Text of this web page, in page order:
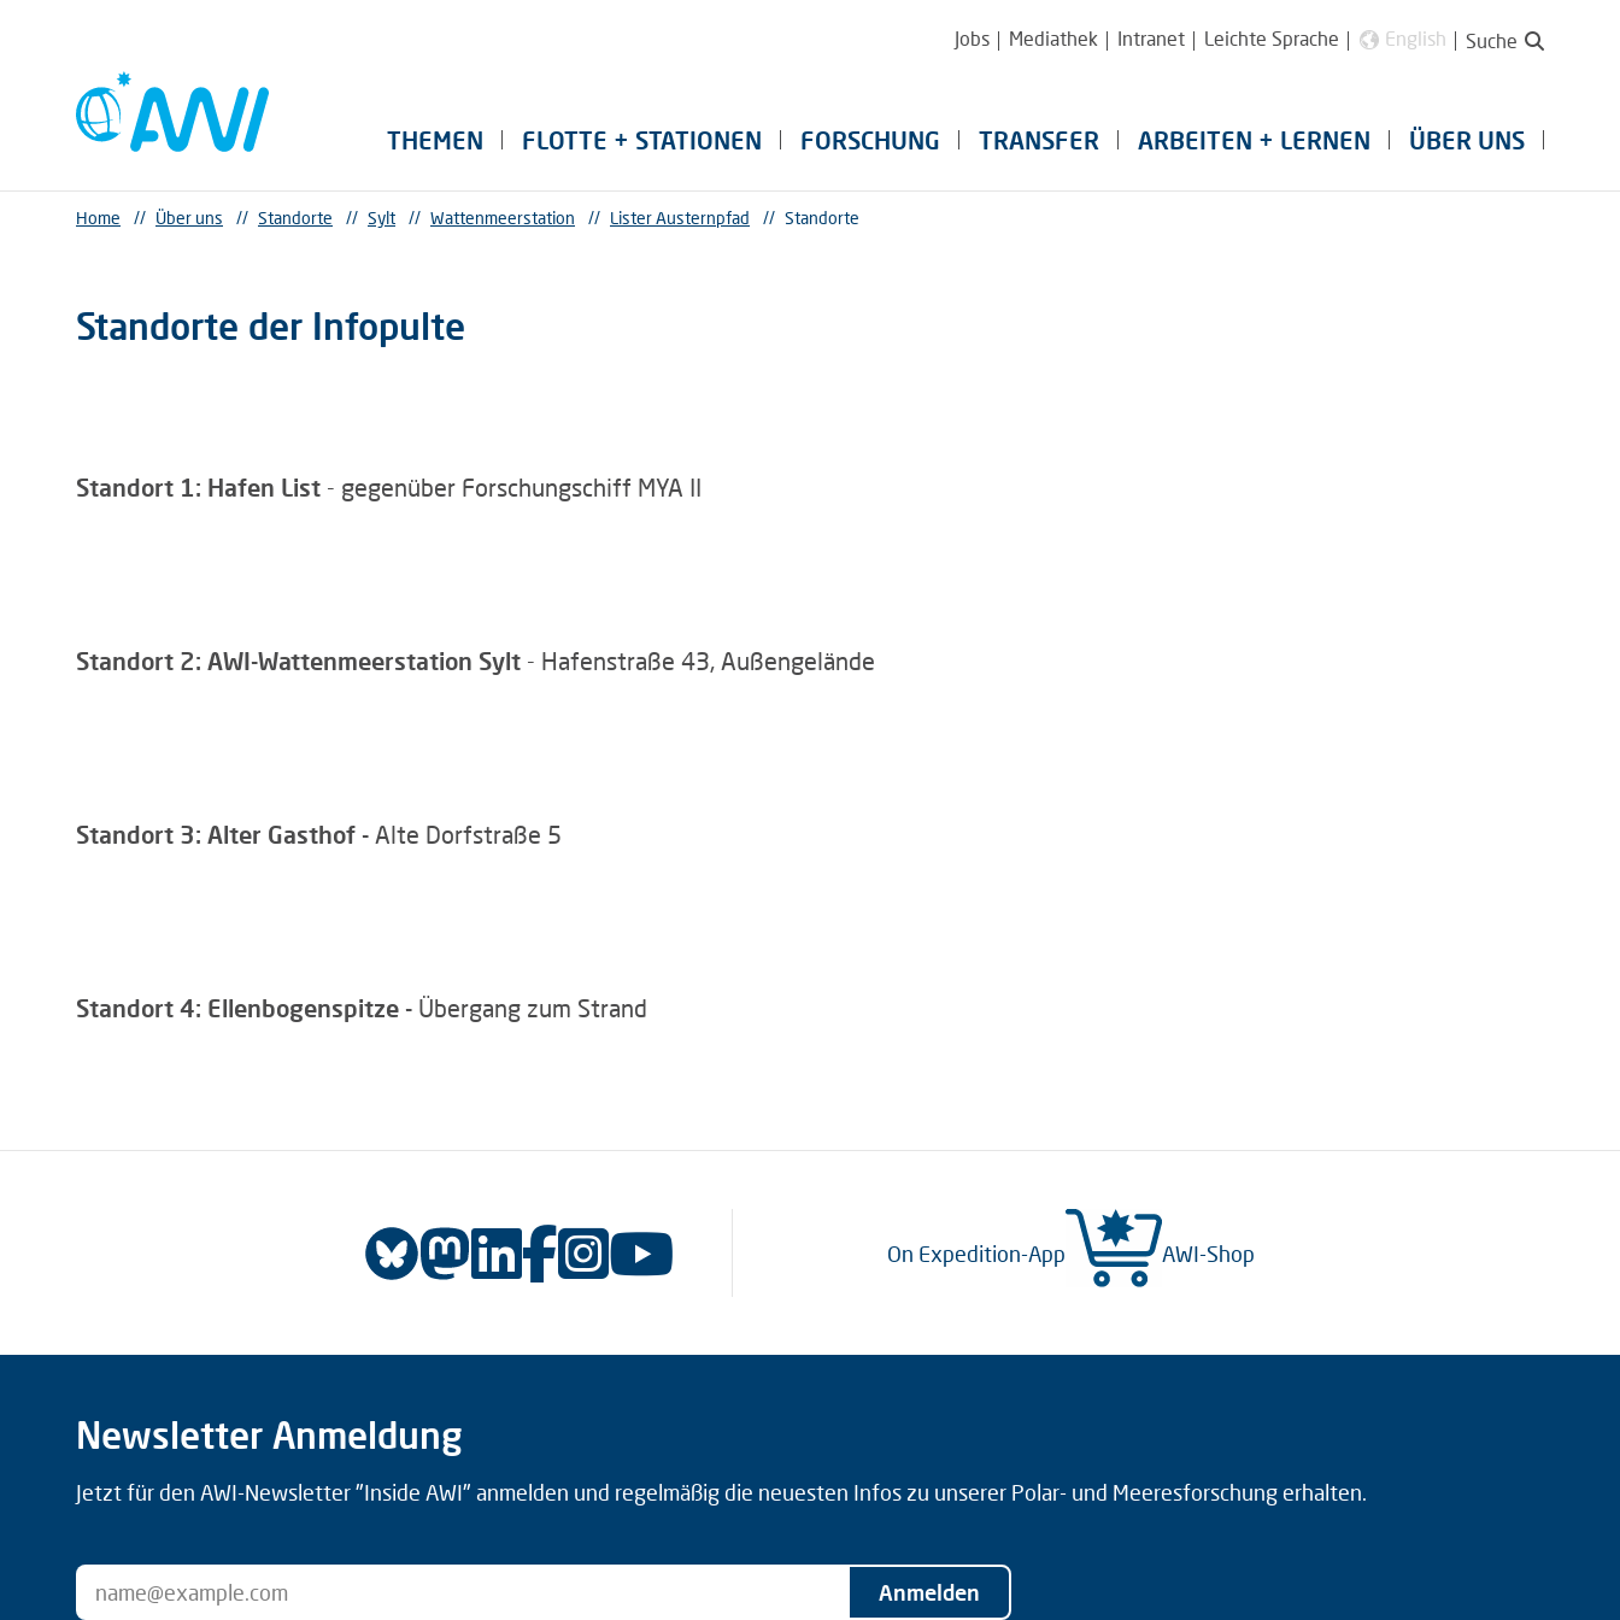
Jobs Mediathek Intranet Leichte Sprache English Suche
THEMEN FLOTTE + STATIONEN FORSCHUNG TRANSFER ARBEITEN + LERNEN ÜBER UNS
Home // Über uns // Standorte // Sylt // Wattenmeerstation // Lister Austernpfad // Standorte
Standorte der Infopulte
Standort 1: Hafen List - gegenüber Forschungschiff MYA II
Standort 2: AWI-Wattenmeerstation Sylt - Hafenstraße 43, Außengelände
Standort 3: Alter Gasthof - Alte Dorfstraße 5
Standort 4: Ellenbogenspitze - Übergang zum Strand
On Expedition-App AWI-Shop
Newsletter Anmeldung
Jetzt für den AWI-Newsletter "Inside AWI" anmelden und regelmäßig die neuesten Infos zu unserer Polar- und Meeresforschung erhalten.
Anmelden